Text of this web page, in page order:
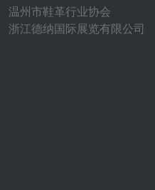
温州市鞋革行业协会
浙江德纳国际展览有限公司